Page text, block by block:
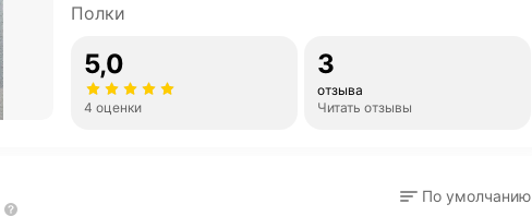
Полки
5,0
4 оценки
3
отзыва
Читать отзывы
По умолчанию